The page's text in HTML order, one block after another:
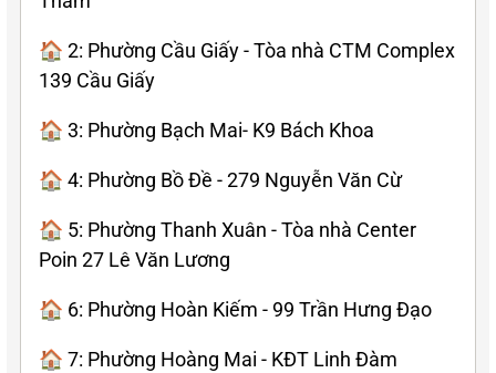
🏠 2: Phường Cầu Giấy - Tòa nhà CTM Complex
139 Cầu Giấy
🏠 3: Phường Bạch Mai- K9 Bách Khoa
🏠 4: Phường Bồ Đề - 279 Nguyễn Văn Cừ
🏠 5: Phường Thanh Xuân - Tòa nhà Center
Poin 27 Lê Văn Lương
🏠 6: Phường Hoàn Kiếm - 99 Trần Hưng Đạo
🏠 7: Phường Hoàng Mai - KĐT Linh Đàm